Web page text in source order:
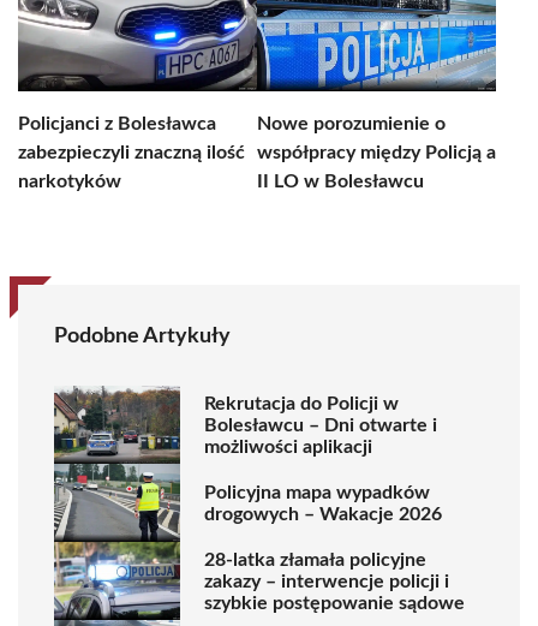
Policjanci z Bolesławca
zabezpieczyli znaczną ilość
narkotyków
Nowe porozumienie o
współpracy między Policją a
II LO w Bolesławcu
Podobne Artykuły
Rekrutacja do Policji w
Bolesławcu – Dni otwarte i
możliwości aplikacji
Policyjna mapa wypadków
drogowych – Wakacje 2026
28-latka złamała policyjne
zakazy – interwencje policji i
szybkie postępowanie sądowe